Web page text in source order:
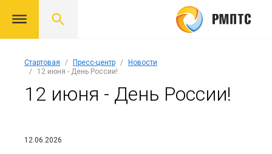
Стартовая Пресс-центр
Новости
12 июня - День России!
12 июня - День России!
12.06.2026